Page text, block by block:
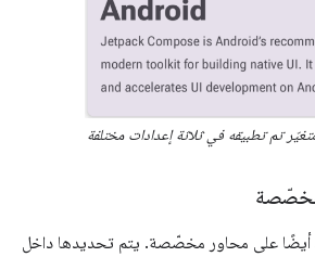
تم تطبيقه في ثلاثة إعدادات مختلفة
على محاور مخصّصة. يتم تحديدها داخل